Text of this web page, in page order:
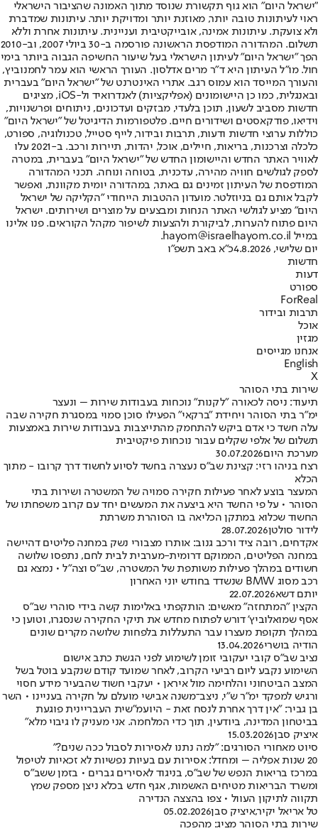
"ישראל היום" הוא גוף תקשורת שנוסד מתוך האמונה שהציבור הישראלי
ראוי לעיתונות טובה יותר, מאוזנת יותר ומדויקת יותר. עיתונות שמדברת
ולא צועקת. עיתונות אמינה, אובייקטיבית ועניינית. עיתונות אחרת וללא
תשלום. המהדורה המודפסת הראשונה פורסמה ב-30 ביולי 2007, וב-2010
הפך "ישראל היום" לעיתון הישראלי בעל שיעור החשיפה הגבוה ביותר בימי
חול. מו"ל העיתון היא ד"ר מרים אדלסון. העורך הראשי הוא עמר לחמנוביץ,
והעורך המייסד הוא עמוס רגב. אתרי האינטרנט של "ישראל היום" בעברית
ובאנגלית, כמו כן היישומונים (אפליקציות) לאנדרואיד ול-iOS, מציגים
חדשות מסביב לשעון, תוכן בלעדי, מבזקים ועדכונים, ניתוחים ופרשנויות,
וידיאו, פודקאסטים ושידורים חיים. פלטפורמות הדיגיטל של "ישראל היום"
כוללות ערוצי חדשות ודעות, תרבות ובידור, לייף סטייל, טכנולוגיה, ספורט,
כלכלה וצרכנות, בריאות, חיילים, אוכל, יהדות, תיירות ורכב. ב-2021 עלו
לאוויר האתר החדש והיישומון החדש של "ישראל היום" בעברית, במטרה
לספק לגולשים חוויה מהירה, עדכנית, בטוחה ונוחה. תכני המהדורה
המודפסת של העיתון זמינים גם באתר, במהדורה יומית מקוונת, ואפשר
לקבל אותם גם בניוזלטר. מועדון ההטבות הייחודי "הקליקה של ישראל
היום" מציע לגולשי האתר הנחות ומבצעים על מוצרים ושירותים. ישראל
היום פתוח להערות, לביקורת ולהצעות לשיפור מקהל הקוראים. פנו אלינו
במייל hayom@israelhayom.co.il.
יום שלישי, 4.8.2026
כ"א באב תשפ"ו
חדשות
דעות
ספורט
ForReal
תרבות ובידור
אוכל
מגזין
אנחנו מגייסים
English
X
שירות בתי הסוהר
תיעוד: ניסה לכאורה "לקנות" נוכחות בעבודות שירות – ונעצר
ימ"ר בתי הסוהר ויחידת "ברקאי" הפעילו סוכן סמוי במסגרת חקירה שבה
עלה חשד כי אדם ביקש להתחמק מהתייצבות בעבודות שירות באמצעות
תשלום של אלפי שקלים עבור נוכחות פיקטיבית
מערכת היום30.07.2026
רצח בניהו רזי: קצינת שב"ס נעצרה בחשד לסיוע לחשוד דרך קרובו - מתוך
הכלא
המעצר בוצע לאחר פעילות חקירה סמויה של המשטרה ושירות בתי
הסוהר • על פי החשד היא ביצעה את המעשים יחד עם קרוב משפחתו של
החשוד שכלוא במתקן הכליאה בו הסוהרת משרתת
לידור סולטן28.07.2026
אקדחים, רובה ציד ורכב גנוב: אותרו מצבורי נשק במחנה פליטים דהיישה
במחנה הפליטים, הממוקם דרומית-מערבית לבית לחם, נתפסו שלושה
חשודים במהלך פעילות משותפת של המשטרה, שב"ס וצה"ל • נמצא גם
רכב מסוג BMW שנשדד בחודש יוני האחרון
יותם דשא22.07.2026
הקצין "המתחזה" מאשים: הותקפתי באלימות קשה בידי סוהרי שב"ס
אסף שמואלוביץ' דורש לפתוח מחדש את תיקי החקירה שנסגרו, וטוען כי
במהלך תקופת מעצרו עבר התעללות בלפחות שלושה מקרים שונים
הודיה בושרי13.04.2026
נציב שב"ס קובי יעקובי זומן לשימוע לפני הגשת כתב אישום
השימוע נקבע ליום רביעי הקרוב, לאחר שמועד קודם שנקבע בוטל בשל
המצב הביטחוני והלחימה מול איראן • יעקבי חשוד שהבעיר מידע חסוי
ורגיש למפקד ימ”ר ש”י, ניצב־משנה אבישי מועלם על חקירה בעניינו • השר
בן גביר: "אין דרך אחרת לנסח זאת - היועמ"שית העבריינית פוגעת
בביטחון המדינה, ביודעין, תוך כדי המלחמה. אני מעניק לו גיבוי מלא"
איציק סבן15.03.2026
סיוט מאחורי הסורגים: "למה נתנו לאסירות לסבול ככה שנים?"
20 שנות אפליה – ומחדל: אסירות עם בעיות נפשיות לא זכאיות לטיפול
במרכז בריאות הנפש של שב"ס, בניגוד לאסירים גברים • בזמן ששב"ס
ומשרד הבריאות מטיחים האשמות, אגף חדש בכלא ניצן מספק שמץ
תקווה לתיקון העוול • צפו בהצצה הנדירה
טל אריאל יקיר,איציק סבן05.02.2026
שירות בתי הסוהר מציג: מהפכה